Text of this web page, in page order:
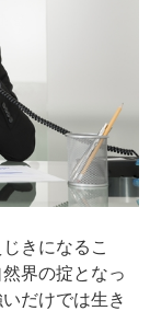
きになるこ
界の掟となっ
だけでは生き